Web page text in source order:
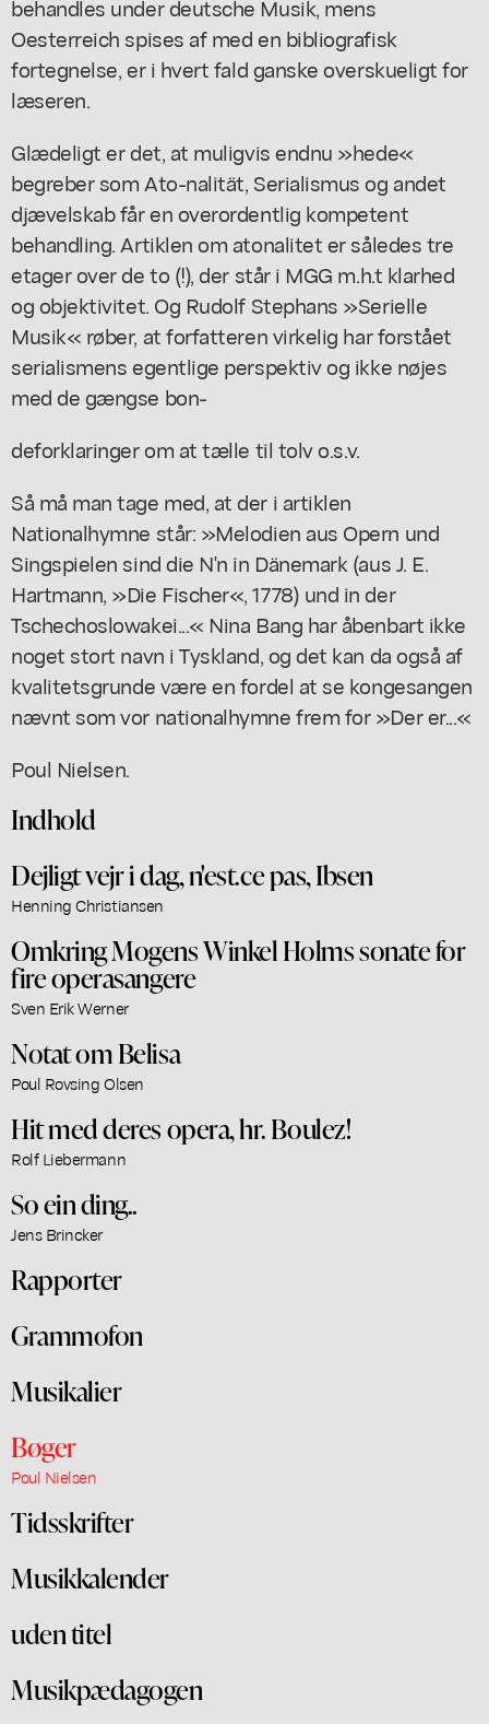
behandles under deutsche Musik, mens
Oesterreich spises af med en bibliografisk
fortegnelse, er i hvert fald ganske overskueligt for
læseren.
Glædeligt er det, at muligvis endnu »hede«
begreber som Ato-nalität, Serialismus og andet
djævelskab får en overordentlig kompetent
behandling. Artiklen om atonalitet er således tre
etager over de to (!), der står i MGG m.h.t klarhed
og objektivitet. Og Rudolf Stephans »Serielle
Musik« røber, at forfatteren virkelig har forstået
serialismens egentlige perspektiv og ikke nøjes
med de gængse bon-
deforklaringer om at tælle til tolv o.s.v.
Så må man tage med, at der i artiklen
Nationalhymne står: »Melodien aus Opern und
Singspielen sind die N'n in Dänemark (aus J. E.
Hartmann, »Die Fischer«, 1778) und in der
Tschechoslowakei...« Nina Bang har åbenbart ikke
noget stort navn i Tyskland, og det kan da også af
kvalitetsgrunde være en fordel at se kongesangen
nævnt som vor nationalhymne frem for »Der er...«
Poul Nielsen.
Indhold
Dejligt vejr i dag, n'est.ce pas, Ibsen
Henning Christiansen
Omkring Mogens Winkel Holms sonate for
fire operasangere
Sven Erik Werner
Notat om Belisa
Poul Rovsing Olsen
Hit med deres opera, hr. Boulez!
Rolf Liebermann
So ein ding..
Jens Brincker
Rapporter
Grammofon
Musikalier
Bøger
Poul Nielsen
Tidsskrifter
Musikkalender
uden titel
Musikpædagogen